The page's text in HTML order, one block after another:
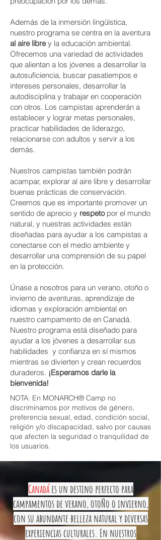
Además de la inmersión lingüística,
nuestro programa se centra en la aventura
al aire librey la educación ambiental.
Ofrecemos una variedad de actividades
que alientan a los jóvenes a desarrollar la
autosuficiencia, buscar pasatiempos e
intereses personales, desarrollar la
autodisciplina y trabajar en cooperación
con otros. Los campistas aprenderán a
establecer y lograr metas personales,
practicar habilidades de liderazgo,
relacionarse con adultos y servir a los
demás.
Nuestros campistas también podrán
acampar, explorar al aire libre y desarrollar
buenas prácticas de conservación.
Creemos que es importante promover un
sentido de aprecio y respetopor el mundo
natural, y nuestras actividades están
diseñadas para ayudar a los campistas a
conectarse con el medio ambiente y
desarrollar una comprensión de su papel
en la protección.
Únase a nosotros para un verano, otoño o
invierno de aventuras, aprendizaje de
idiomas y exploración ambiental en
nuestro campamento de en Canadá.
Nuestro programa está diseñado para
ayudar a los jóvenes a desarrollar sus
habilidades y confianza en sí mismos
mientras se divierten y crean recuerdos
duraderos. ¡Esperamos darle la
bienvenida!
NOTA: En MONARCH® Camp no
discriminamos por motivos de género,
preferencia sexual, edad, condición social,
religión y/o discapacidad, salvo por causas
que afecten la seguridad o tranquilidad de
los usuarios.
Canadáes un destino perfecto para
campamentos de verano, otoÑo o invierno,
con su abundante belleza natural y diversas
experiencias culturales. En nuestros